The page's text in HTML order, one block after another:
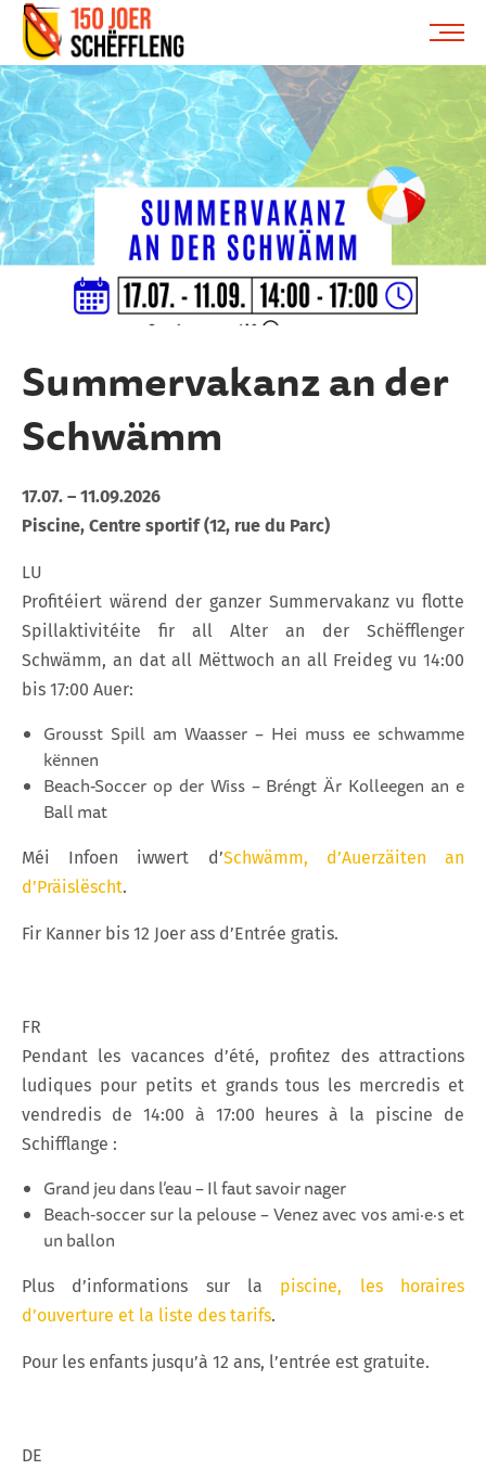
Schifflange, schifflange-logo, gemeng
Summervakanz an der
Schwämm
17.07. – 11.09.2026
Piscine, Centre sportif (12, rue du Parc)
LU
Profitéiert wärend der ganzer Summervakanz vu flotte
Spillaktivitéite fir all Alter an der Schëfflenger
Schwämm, an dat all Mëttwoch an all Freideg vu 14:00
bis 17:00 Auer:
Grousst Spill am Waasser – Hei muss ee schwamme
kënnen
Beach-Soccer op der Wiss – Bréngt Är Kolleegen an e
Ball mat
Méi Infoen iwwert d’Schwämm, d’Auerzäiten an
d’Präislëscht.
Fir Kanner bis 12 Joer ass d’Entrée gratis.
FR
Pendant les vacances d’été, profitez des attractions
ludiques pour petits et grands tous les mercredis et
vendredis de 14:00 à 17:00 heures à la piscine de
Schifflange :
Grand jeu dans l’eau – Il faut savoir nager
Beach‑soccer sur la pelouse – Venez avec vos ami·e·s et
un ballon
Plus d’informations sur la piscine, les horaires
d’ouverture et la liste des tarifs.
Pour les enfants jusqu’à 12 ans, l’entrée est gratuite.
DE